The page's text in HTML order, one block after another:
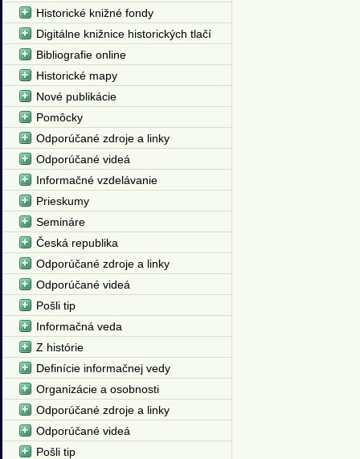
Historické knižné fondy
Digitálne knižnice historických tlačí
Bibliografie online
Historické mapy
Nové publikácie
Pomôcky
Odporúčané zdroje a linky
Odporúčané videá
Informačné vzdelávanie
Prieskumy
Semináre
Česká republika
Odporúčané zdroje a linky
Odporúčané videá
Pošli tip
Informačná veda
Z histórie
Definície informačnej vedy
Organizácie a osobnosti
Odporúčané zdroje a linky
Odporúčané videá
Pošli tip